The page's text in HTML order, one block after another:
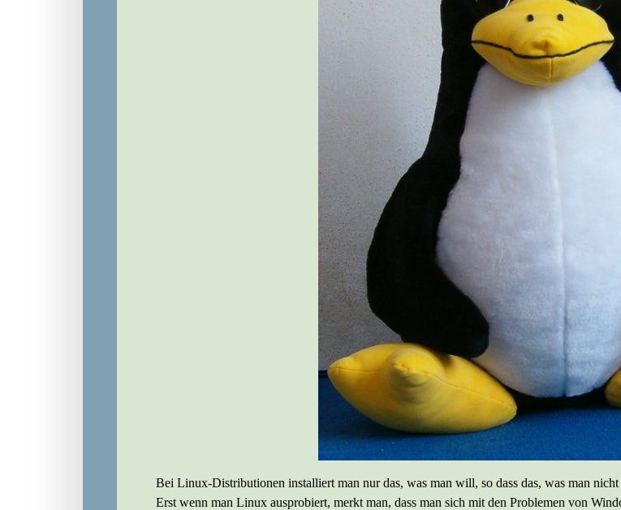
Bei Linux-Distributionen installiert man nur das, was man will, so dass das, was man
Erst wenn man Linux ausprobiert, merkt man, dass man sich mit den Problemen von